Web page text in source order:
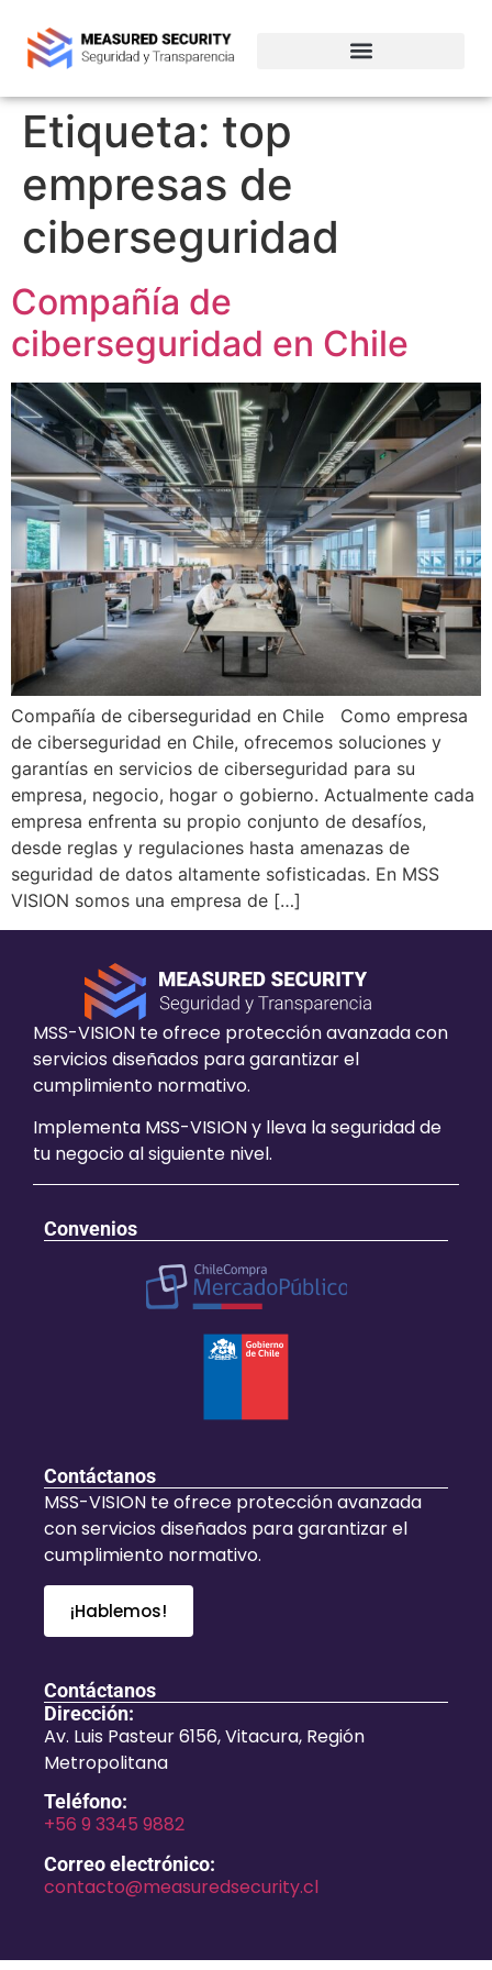
Etiqueta: top
empresas de
ciberseguridad
Compañía de
ciberseguridad en Chile
Compañía de ciberseguridad en Chile Como empresa
de ciberseguridad en Chile, ofrecemos soluciones y
garantías en servicios de ciberseguridad para su
empresa, negocio, hogar o gobierno. Actualmente cada
empresa enfrenta su propio conjunto de desafíos,
desde reglas y regulaciones hasta amenazas de
seguridad de datos altamente sofisticadas. En MSS
VISION somos una empresa de […]
MSS-VISION te ofrece protección avanzada con
servicios diseñados para garantizar el
cumplimiento normativo.
Implementa MSS-VISION y lleva la seguridad de
tu negocio al siguiente nivel.
Convenios
Contáctanos
MSS-VISION te ofrece protección avanzada
con servicios diseñados para garantizar el
cumplimiento normativo.
¡Hablemos!
Contáctanos
Dirección:
Av. Luis Pasteur 6156, Vitacura, Región
Metropolitana
Teléfono:
+56 9 3345 9882
Correo electrónico:
contacto@measuredsecurity.cl